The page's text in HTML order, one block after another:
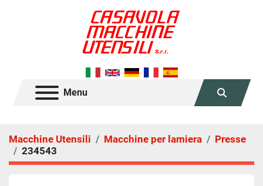
Menu
Cerca
Macchine Utensili Macchine per lamiera
Presse
234543